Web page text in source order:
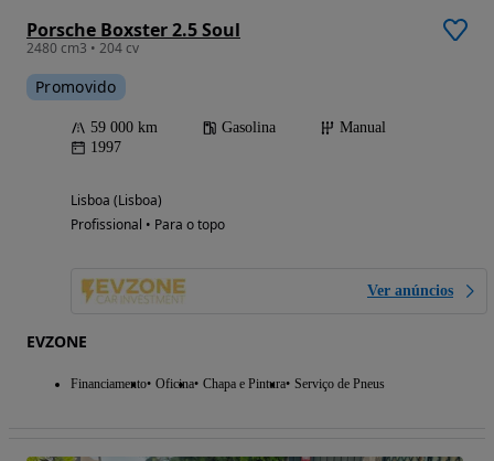
Porsche Boxster 2.5 Soul
2480 cm3 • 204 cv
Promovido
59 000 km Gasolina
Manual
1997
Lisboa (Lisboa)
Profissional • Para o topo
Ver anúncios
EVZONE
Financiamento Oficina Chapa e Pintura Serviço de Pneus